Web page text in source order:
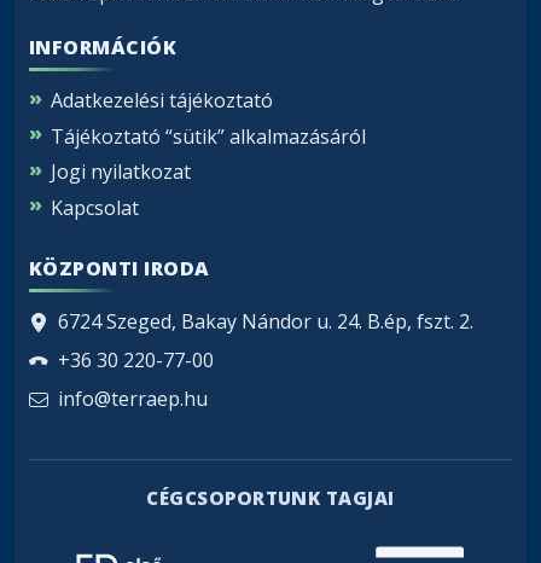
INFORMÁCIÓK
Adatkezelési tájékoztató
Tájékoztató “sütik” alkalmazásáról
Jogi nyilatkozat
Kapcsolat
KÖZPONTI IRODA
6724 Szeged, Bakay Nándor u. 24. B.ép, fszt. 2.
+36 30 220-77-00
info@terraep.hu
CÉGCSOPORTUNK TAGJAI